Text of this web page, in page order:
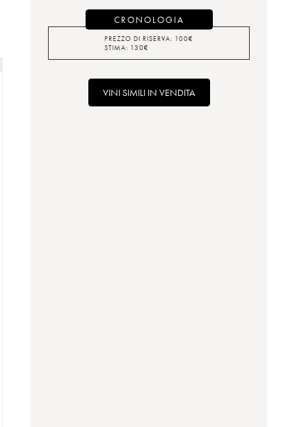
CRONOLOGIA
PREZZO DI RISERVA: 100€
STIMA: 130€
VINI SIMILI IN VENDITA